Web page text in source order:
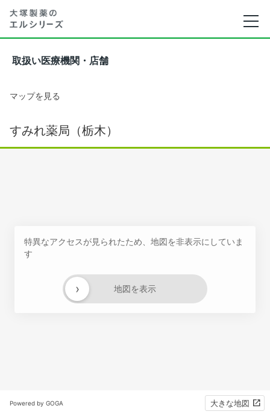
取扱い医療機関・店舗
マップを見る
すみれ薬局（栃木）
特異なアクセスが見られたため、地図を非表示にしていま
す
地図を表示
›
Powered by GOGA 大きな地図